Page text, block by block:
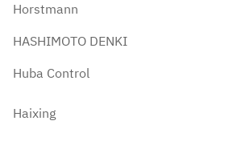
Horstmann
HASHIMOTO DENKI
Huba Control
Haixing